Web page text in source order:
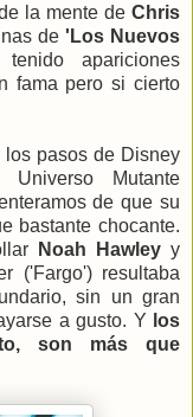
la mente de Chris
de'Los Nuevos
apariciones
fama pero si cierto
pasos de Disney
Mutante
de que su
bastante chocante.
Noah Hawleyy
('Fargo') resultaba
sin un gran
a gusto. Y los
son más que